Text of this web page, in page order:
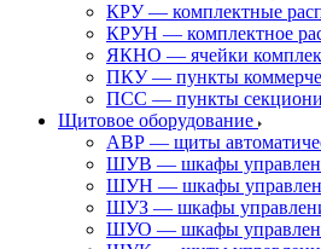
КРУ — комплектные
КРУН — комплектное
ЯКНО — ячейки
ПКУ — пункты
ПСС — пункты
Щитовое оборудование
АВР — щиты
ШУВ — шкафы
ШУН — шкафы
ШУЗ — шкафы
ШУО — шкафы